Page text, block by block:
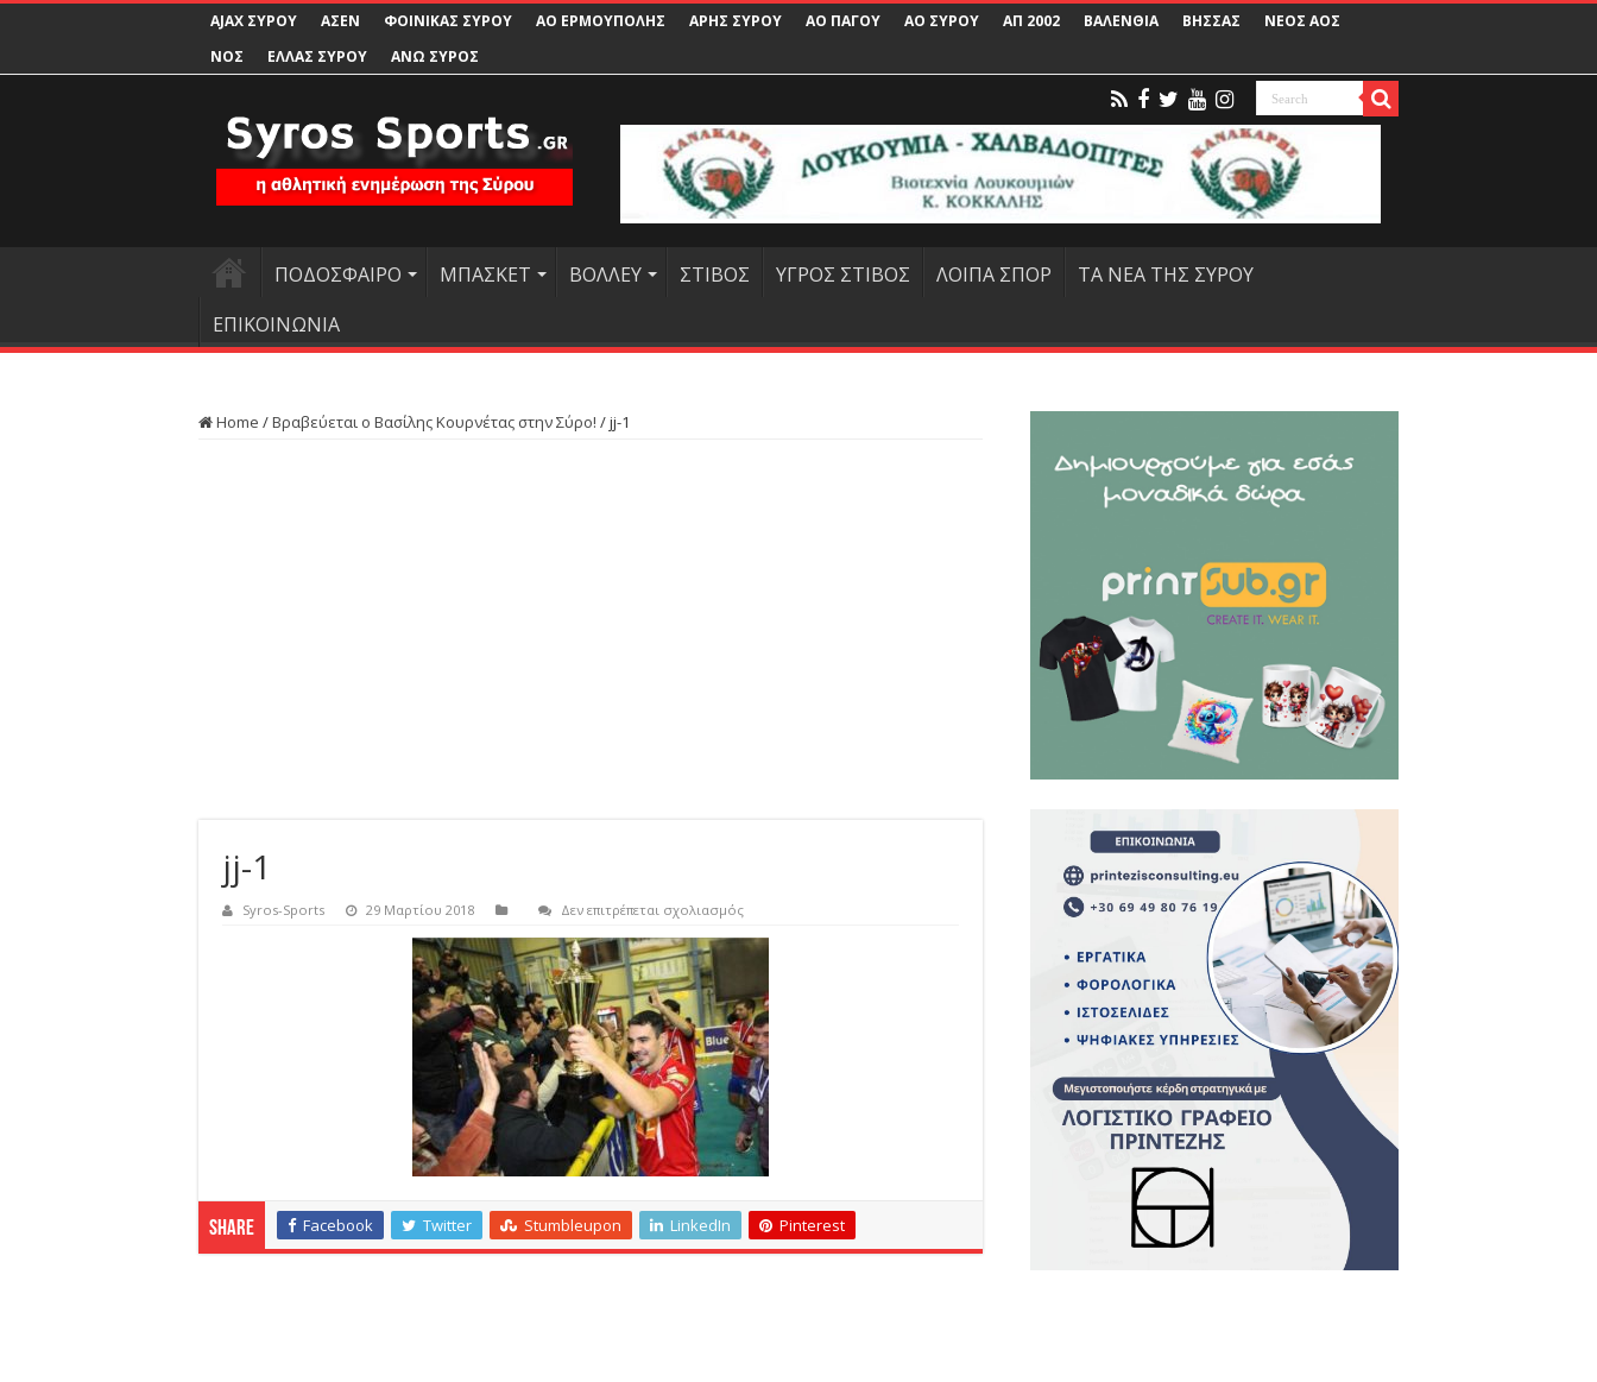
AJAX ΣΥΡΟΥ ΑΣΕΝ ΦΟΙΝΙΚΑΣ ΣΥΡΟΥ ΑΟ ΕΡΜΟΥΠΟΛΗΣ ΑΡΗΣ ΣΥΡΟΥ ΑΟ ΠΑΓΟΥ ΑΟ ΣΥΡΟΥ ΑΠ 2002 ΒΑΛΕΝΘΙΑ ΒΗΣΣΑΣ
ΝΕΟΣ ΑΟΣ
ΝΟΣ
ΕΛΛΑΣ ΣΥΡΟΥ ΑΝΩ ΣΥΡΟΣ
ΠΟΔΟΣΦΑΙΡΟ ΜΠΑΣΚΕΤ ΒΟΛΛΕΥ ΣΤΙΒΟΣ ΥΓΡΟΣ ΣΤΙΒΟΣ ΛΟΙΠΑ ΣΠΟΡ
ΤΑ ΝΕΑ ΤΗΣ ΣΥΡΟΥ
ΕΠΙΚΟΙΝΩΝΙΑ
Home /Βραβεύεται ο Βασίλης Κουρνέτας στην Σύρο! /jj-1
jj-1
Syros-Sports 29 Μαρτίου 2018 Δεν επιτρέπεται σχολιασμόςστο
1
Share Facebook Twitter Stumbleupon LinkedIn Pinterest